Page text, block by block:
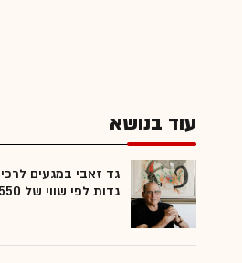
עוד בנושא
גד זאבי במגעים
גדות לפי שווי של 550 מיליון דולר